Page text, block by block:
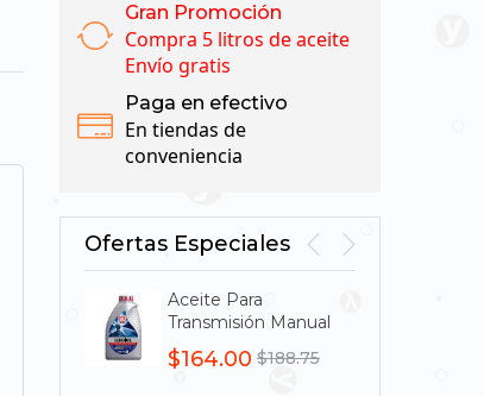
Gran Promoción
Compra 5 litros de aceite
Envío gratis
Paga en efectivo
En tiendas de
conveniencia
Ofertas Especiales
Aceite Para
Transmisión Manual
Lukoil Transmission
UNI SAE 85W-140
$164.00 $188.75